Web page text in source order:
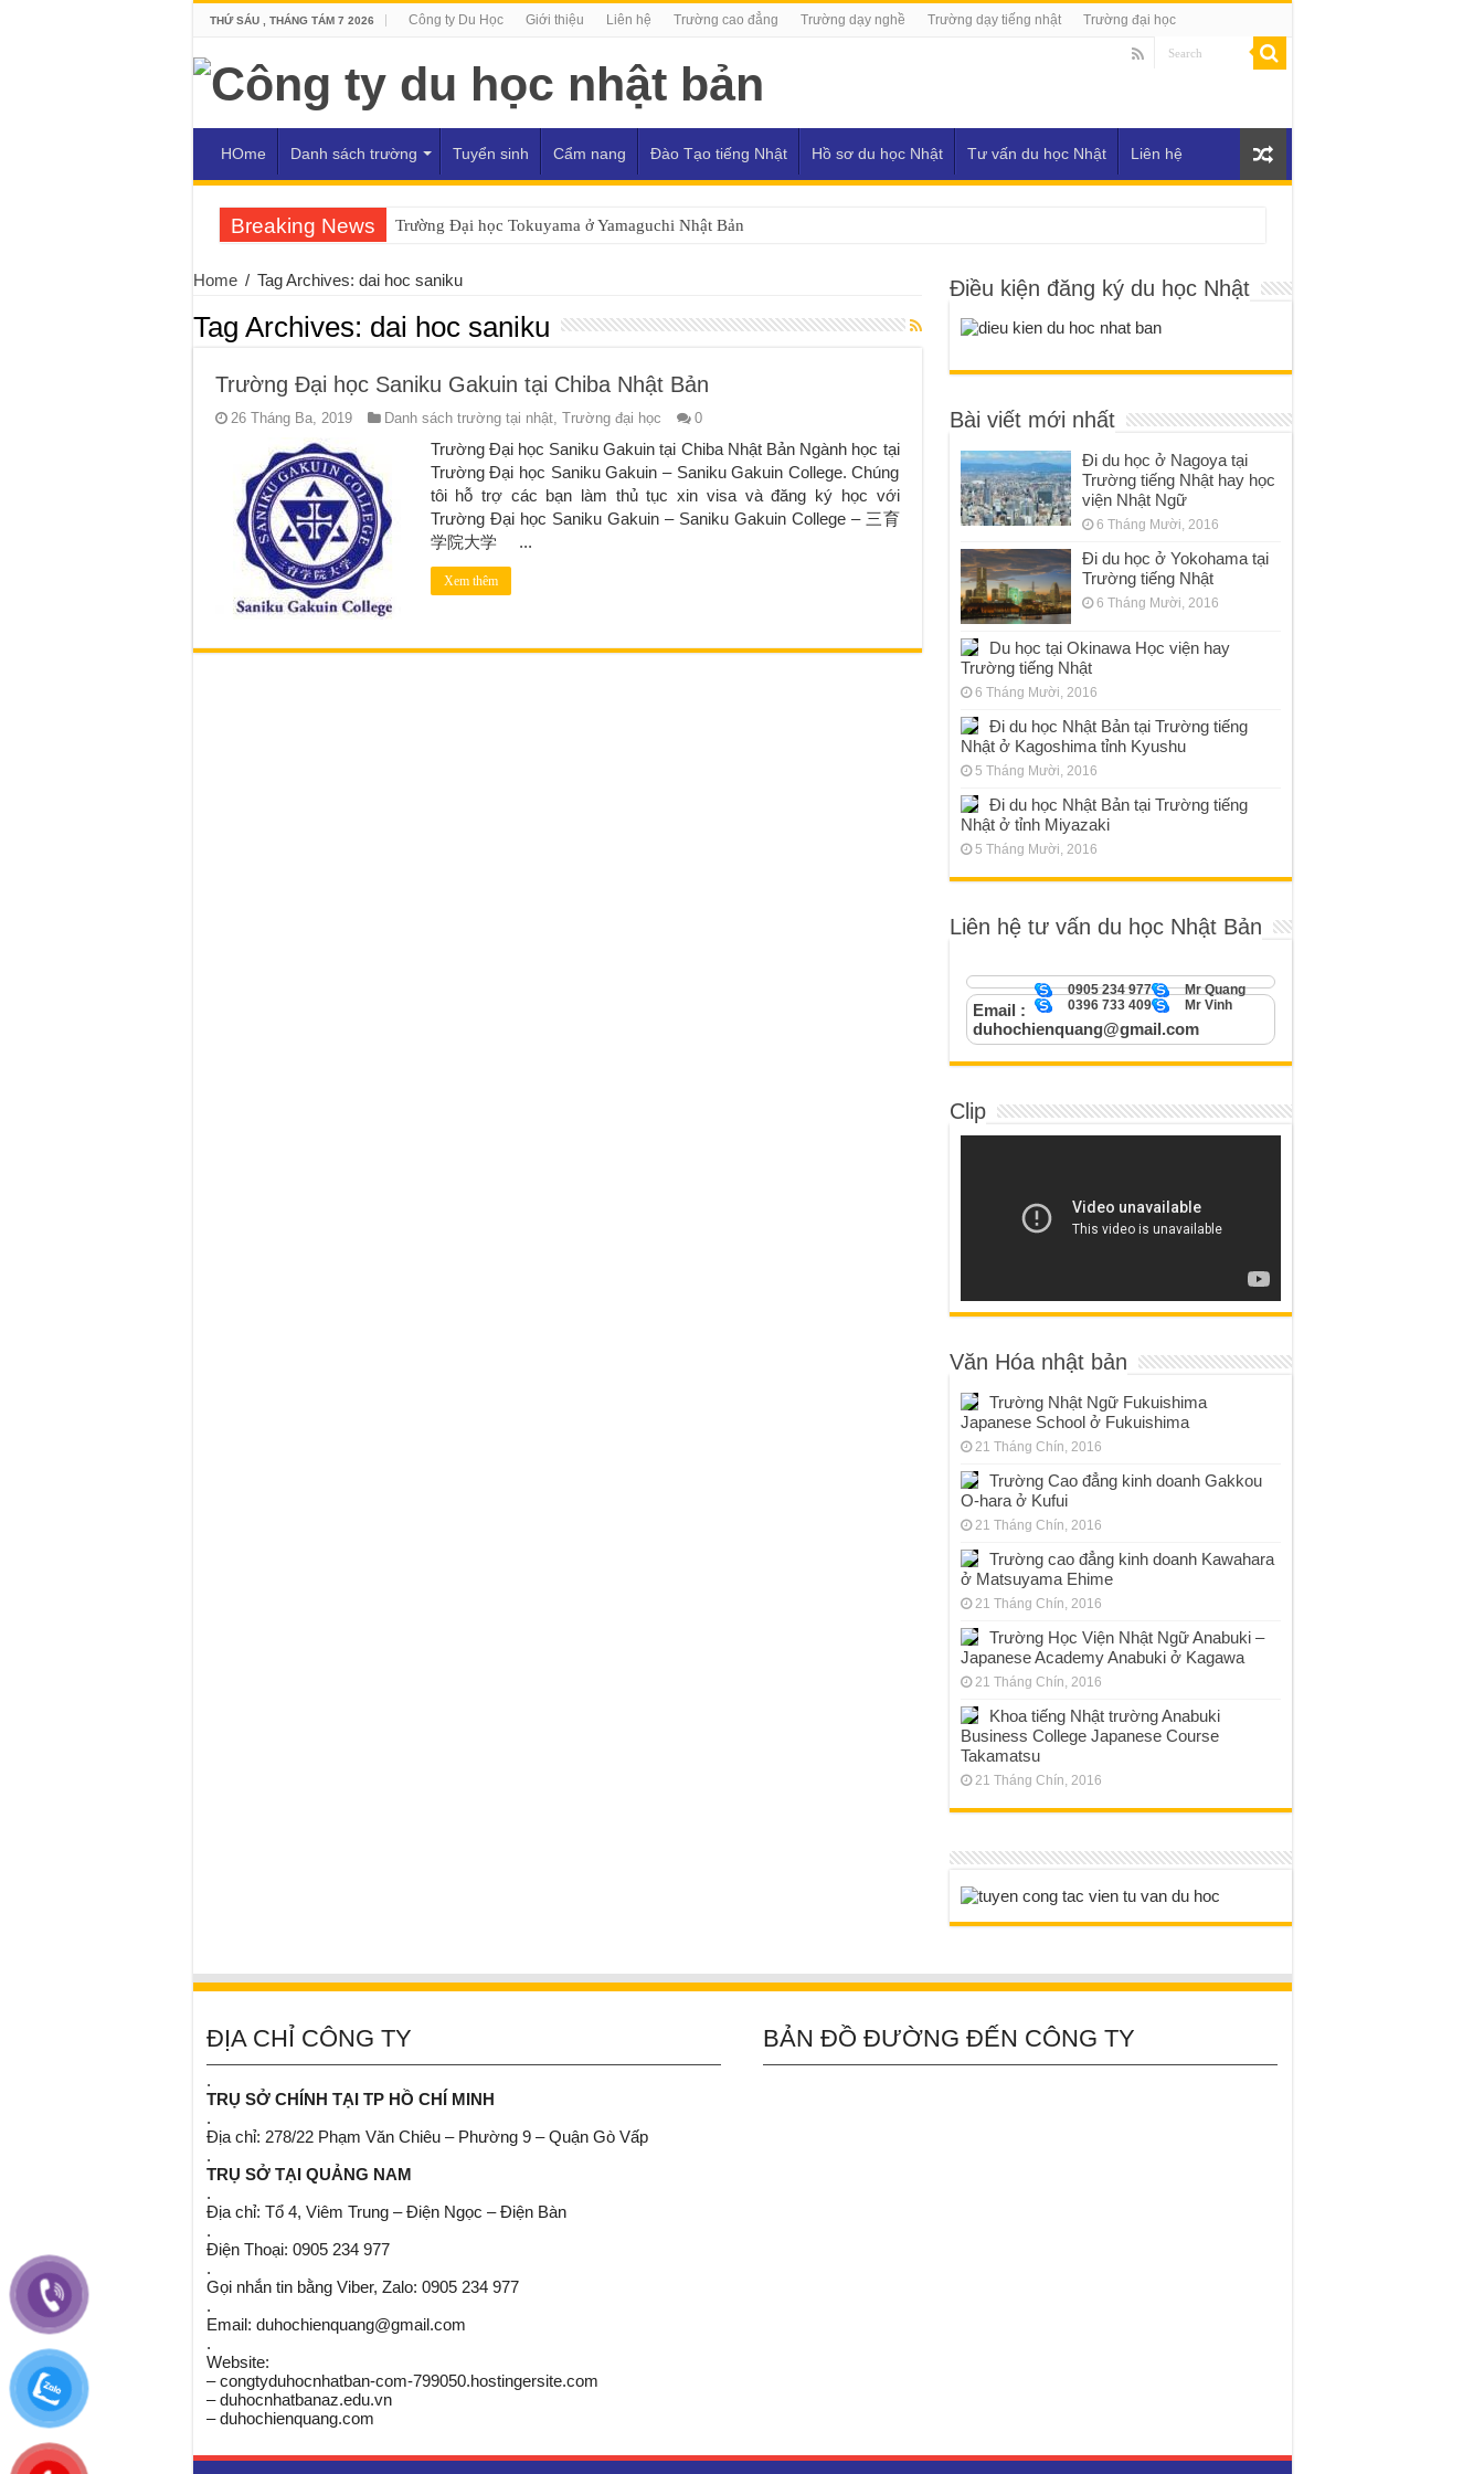
THỨ SÁU , THÁNG TÁM 7 2026 Công ty Du Học Giới thiệu Liên hệ Trường cao đẳng Trường dạy nghề Trường dạy tiếng nhật Trường đại học
HOme Danh sách trường Tuyển sinh Cẩm nang Đào Tạo tiếng Nhật Hồ sơ du học Nhật Tư vấn du học Nhật Liên hệ
Breaking News Trường Đại học Tokuyama ở Yamaguchi Nhật Bản
Home / Tag Archives: dai hoc saniku
Tag Archives: dai hoc saniku
Trường Đại học Saniku Gakuin tại Chiba Nhật Bản
26 Tháng Ba, 2019 Danh sách trường tại nhật, Trường đại học 0
Trường Đại học Saniku Gakuin tại Chiba Nhật Bản Ngành học tại
Trường Đại học Saniku Gakuin – Saniku Gakuin College. Chúng
tôi hỗ trợ các bạn làm thủ tục xin visa và đăng ký học với
Trường Đại học Saniku Gakuin – Saniku Gakuin College – 三育
学院大学 ...
Xem thêm
Điều kiện đăng ký du học Nhật
Bài viết mới nhất
Đi du học ở Nagoya tại
Trường tiếng Nhật hay học
viện Nhật Ngữ
6 Tháng Mười, 2016
Đi du học ở Yokohama tại
Trường tiếng Nhật
6 Tháng Mười, 2016
Du học tại Okinawa Học viện hay
Trường tiếng Nhật
6 Tháng Mười, 2016
Đi du học Nhật Bản tại Trường tiếng
Nhật ở Kagoshima tỉnh Kyushu
5 Tháng Mười, 2016
Đi du học Nhật Bản tại Trường tiếng
Nhật ở tỉnh Miyazaki
5 Tháng Mười, 2016
Liên hệ tư vấn du học Nhật Bản
Mr Quang
0905 234 977
Mr Vinh
0396 733 409
Email :
duhochienquang@gmail.com
Clip
Văn Hóa nhật bản
Trường Nhật Ngữ Fukuishima
Japanese School ở Fukuishima
21 Tháng Chín, 2016
Trường Cao đẳng kinh doanh Gakkou
O-hara ở Kufui
21 Tháng Chín, 2016
Trường cao đẳng kinh doanh Kawahara
ở Matsuyama Ehime
21 Tháng Chín, 2016
Trường Học Viện Nhật Ngữ Anabuki –
Japanese Academy Anabuki ở Kagawa
21 Tháng Chín, 2016
Khoa tiếng Nhật trường Anabuki
Business College Japanese Course
Takamatsu
21 Tháng Chín, 2016
ĐỊA CHỈ CÔNG TY
.
TRỤ SỞ CHÍNH TẠI TP HỒ CHÍ MINH
.
Địa chỉ: 278/22 Phạm Văn Chiêu – Phường 9 – Quận Gò Vấp
.
TRỤ SỞ TẠI QUẢNG NAM
.
Địa chỉ: Tổ 4, Viêm Trung – Điện Ngọc – Điện Bàn
.
Điện Thoại: 0905 234 977
.
Gọi nhắn tin bằng Viber, Zalo: 0905 234 977
.
Email: duhochienquang@gmail.com
.
Website:
– congtyduhocnhatban-com-799050.hostingersite.com
– duhocnhatbanaz.edu.vn
– duhochienquang.com
BẢN ĐỒ ĐƯỜNG ĐẾN CÔNG TY